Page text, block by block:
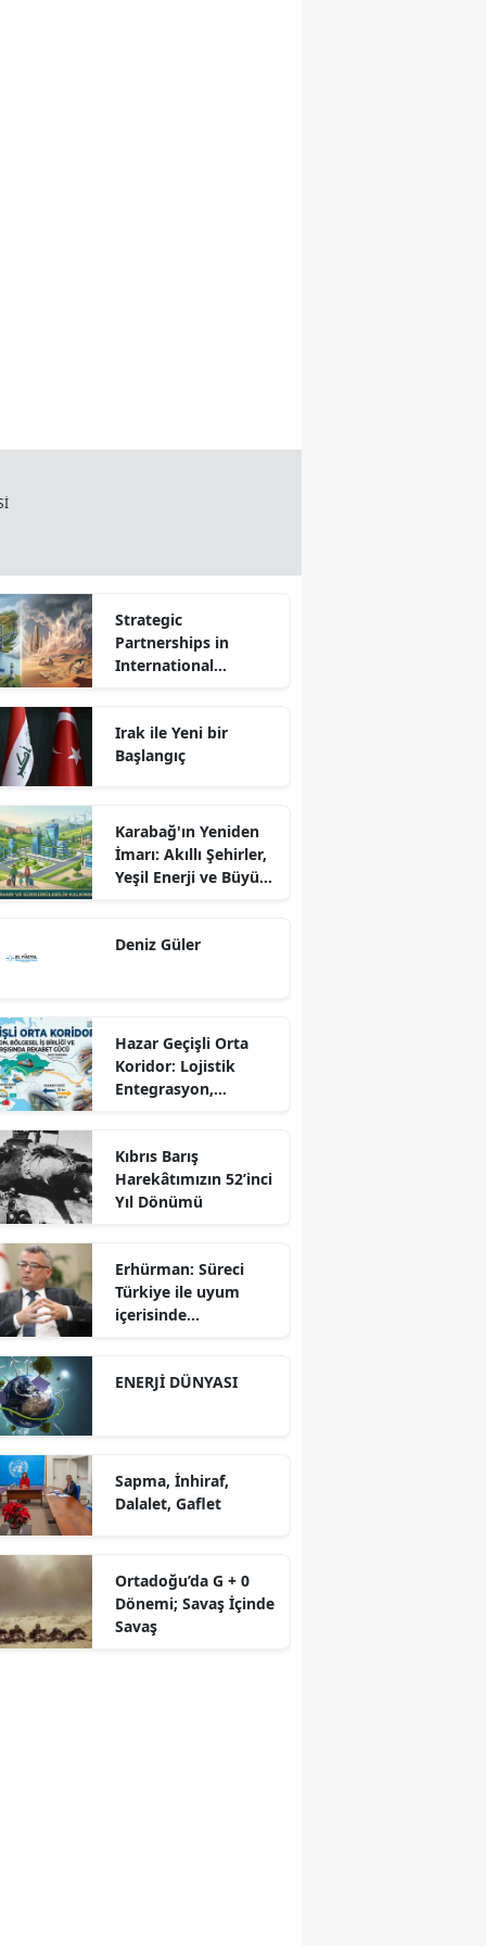
Strategic
Partnerships in
International
Irak ile Yeni bir
Başlangıç
Karabağ'ın Yeniden
İmarı: Akıllı Şehirler,
Yeşil Enerji ve Büyük
Sürdürülebilir
Deniz Güler
Hazar Geçişli Orta
Koridor: Lojistik
Entegrasyon,
Karşısında Rekabet
Gücü
Kıbrıs Barış
Harekâtımızın 52’inci
Yıl Dönümü
Erhürman: Süreci
Türkiye ile uyum
içerisinde
ENERJİ DÜNYASI
Sapma, İnhiraf,
Dalalet, Gaflet
Ortadoğu’da G + 0
Dönemi; Savaş İçinde
Savaş